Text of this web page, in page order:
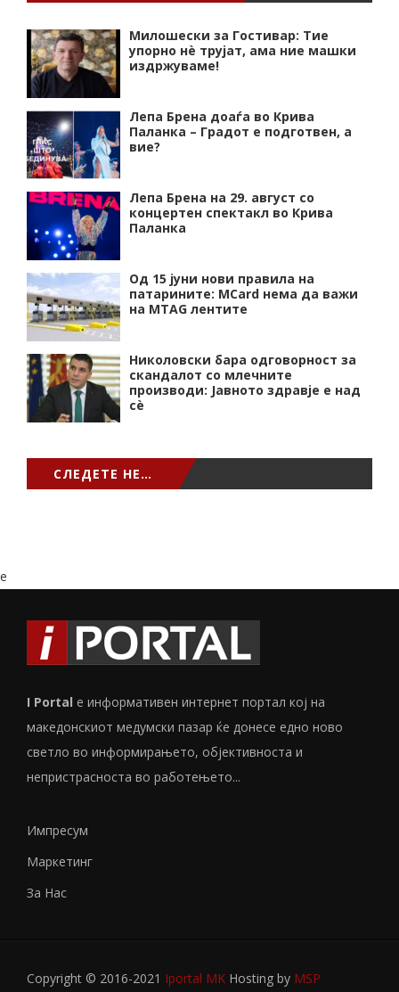
Милошески за Гостивар: Тие
упорно нѐ трујат, ама ние машки
издржуваме!
Лепа Брена доаѓа во Крива
Паланка – Градот е подготвен, а
вие?
Лепа Брена на 29. август со
концертен спектакл во Крива
Паланка
Од 15 јуни нови правила на
патарините: MCard нема да важи
на MTAG лентите
Николовски бара одговорност за
скандалот со млечните
производи: Јавното здравје е над
сѐ
СЛЕДЕТЕ НЕ…
e
I Portal е информативен интернет портал кој на
македонскиот медумски пазар ќе донесе едно ново
светло во информирањето, објективноста и
непристрасноста во работењето...
Импресум
Маркетинг
За Нас
Copyright © 2016-2021 Iportal MK Hosting by MSP